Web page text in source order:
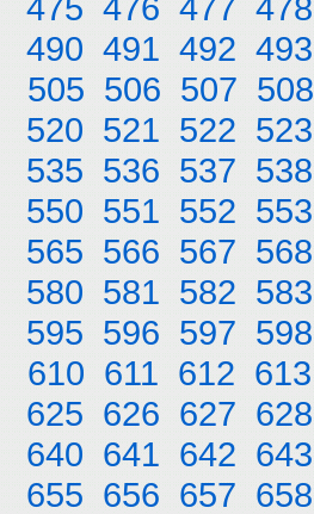
475 476 477 478
490 491 492 493
505 506 507 508
520 521 522 523
535 536 537 538
550 551 552 553
565 566 567 568
580 581 582 583
595 596 597 598
610 611 612 613
625 626 627 628
640 641 642 643
655 656 657 658